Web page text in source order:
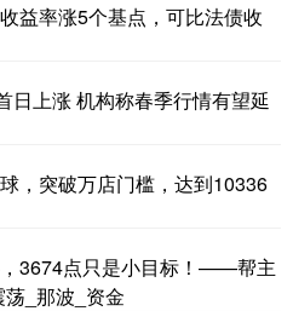
益率涨5个基点，可比法债收
日上涨 机构称春季行情有望延
，突破万店门槛，达到10336
3674点只是小目标！——帮主
_那波_资金